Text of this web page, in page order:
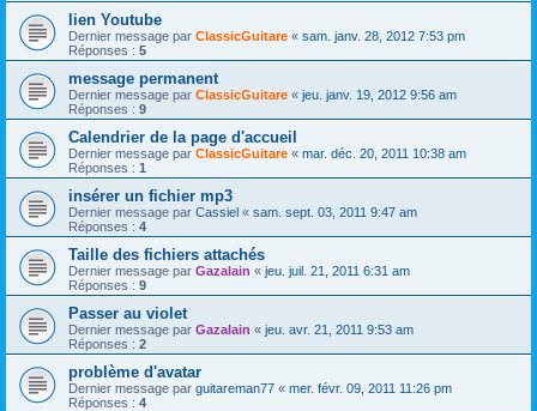
lien Youtube
Dernier message par ClassicGuitare « sam. janv. 28, 2012 7:53 pm
Réponses : 5
message permanent
Dernier message par ClassicGuitare « jeu. janv. 19, 2012 9:56 am
Réponses : 9
Calendrier de la page d'accueil
Dernier message par ClassicGuitare « mar. déc. 20, 2011 10:38 am
Réponses : 1
insérer un fichier mp3
Dernier message par Cassiel « sam. sept. 03, 2011 9:47 am
Réponses : 4
Taille des fichiers attachés
Dernier message par Gazalain « jeu. juil. 21, 2011 6:31 am
Réponses : 9
Passer au violet
Dernier message par Gazalain « jeu. avr. 21, 2011 9:53 am
Réponses : 2
problème d'avatar
Dernier message par guitareman77 « mer. févr. 09, 2011 11:26 pm
Réponses : 4